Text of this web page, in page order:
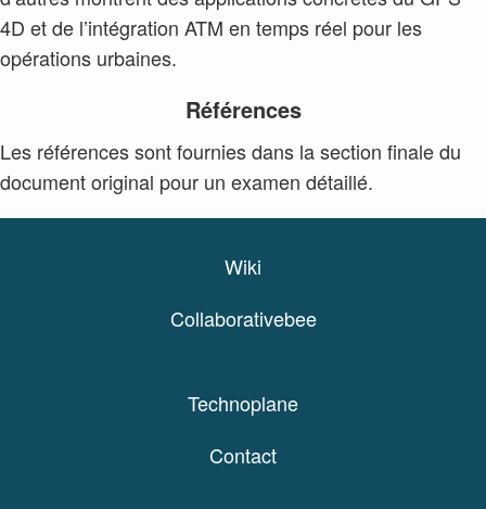
4D et de l’intégration ATM en temps réel pour les
opérations urbaines.
Références
Les références sont fournies dans la section finale du
document original pour un examen détaillé.
Wiki
Collaborativebee
Technoplane
Contact